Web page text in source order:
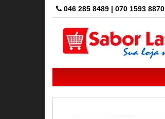
046 285 8489 | 070 1593 8870